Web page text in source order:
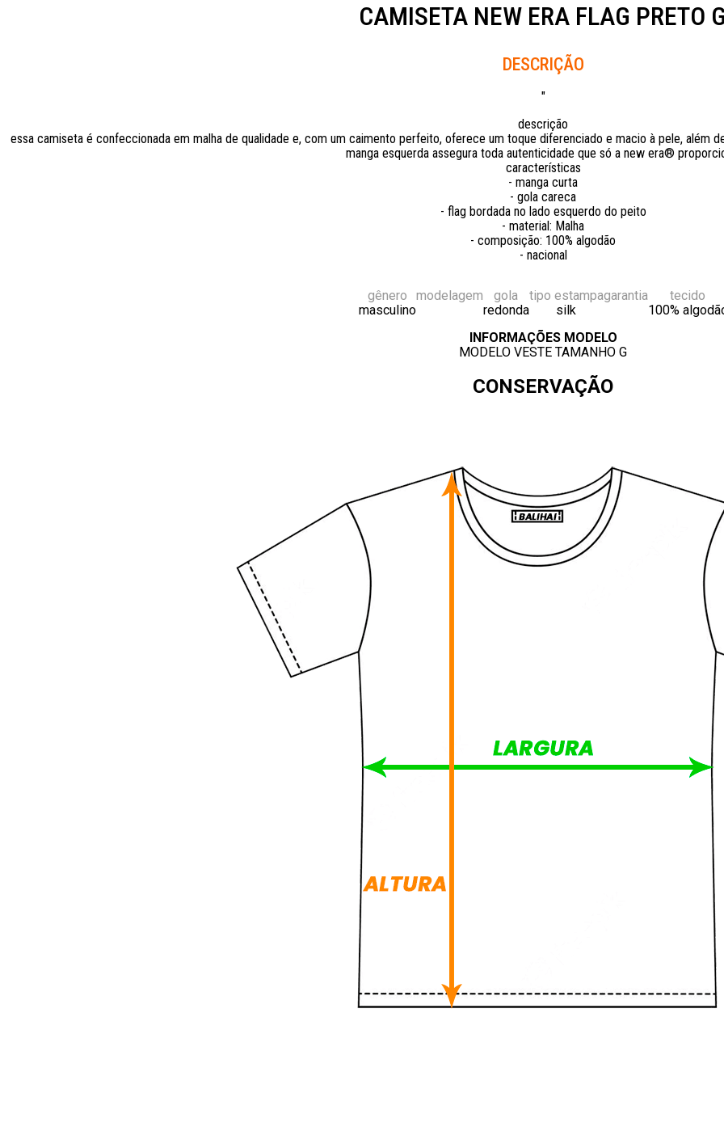
CAMISETA NEW ERA FLAG PRETO
Descrição
"
descrição
essa camiseta é confeccionada em malha de qualidade e, com um caimento perfeito, oferece um toque diferenciado e macio à pele, além
manga esquerda assegura toda autenticidade que só a new era®
características
- manga curta
- gola careca
- flag bordada no lado esquerdo do peito
- material: Malha
- composição: 100% algodão
- nacional
gênero
masculino
modelagem
gola
redonda
tipo estampa
silk
garantia
tecido
100%
INFORMAÇÕES MODELO
MODELO VESTE TAMANHO G
CONSERVAÇÃO